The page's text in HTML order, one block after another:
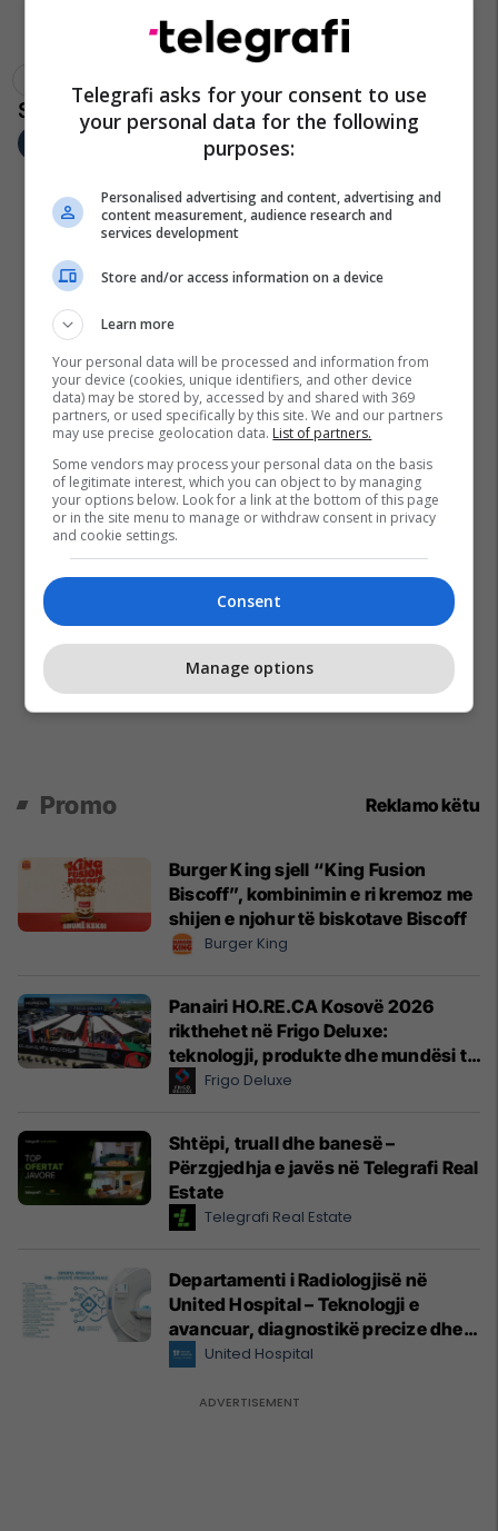
Promo Reklamo këtu
Burger King sjell “King Fusion
Biscoff”, kombinimin e ri kremoz me
shijen e njohur të biskotave Biscoff
Burger King
Panairi HO.RE.CA Kosovë 2026
rikthehet në Frigo Deluxe:
teknologji, produkte dhe mundësi të
reja për hoteleri dhe gastronomi
Frigo Deluxe
Shtëpi, truall dhe banesë –
Përzgjedhja e javës në Telegrafi Real
Estate
Telegrafi Real Estate
Departamenti i Radiologjisë në
United Hospital – Teknologji e
avancuar, diagnostikë precize dhe
kujdes profesional
United Hospital
Telegrafi asks for your consent to use
your personal data for the following
purposes:
Personalised advertising and content, advertising and
content measurement, audience research and
services development
Store and/or access information on a device
Learn more
Your personal data will be processed and information from
your device (cookies, unique identifiers, and other device
data) may be stored by, accessed by and shared with 369
partners, or used specifically by this site. We and our partners
may use precise geolocation data. List of partners.
Some vendors may process your personal data on the basis
of legitimate interest, which you can object to by managing
your options below. Look for a link at the bottom of this page
or in the site menu to manage or withdraw consent in privacy
and cookie settings.
Consent
Manage options